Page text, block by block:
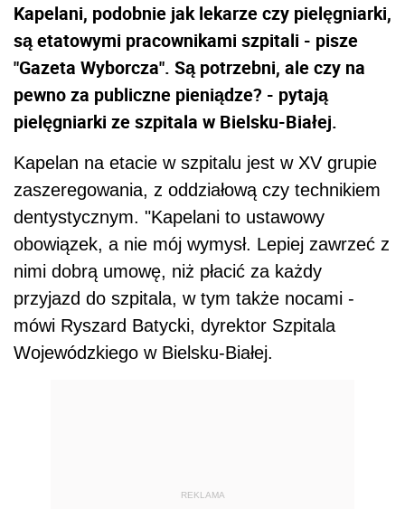
Kapelani, podobnie jak lekarze czy pielęgniarki,
są etatowymi pracownikami szpitali - pisze
"Gazeta Wyborcza". Są potrzebni, ale czy na
pewno za publiczne pieniądze? - pytają
pielęgniarki ze szpitala w Bielsku-Białej.
Kapelan na etacie w szpitalu jest w XV grupie
zaszeregowania, z oddziałową czy technikiem
dentystycznym. "Kapelani to ustawowy
obowiązek, a nie mój wymysł. Lepiej zawrzeć z
nimi dobrą umowę, niż płacić za każdy
przyjazd do szpitala, w tym także nocami -
mówi Ryszard Batycki, dyrektor Szpitala
Wojewódzkiego w Bielsku-Białej.
REKLAMA